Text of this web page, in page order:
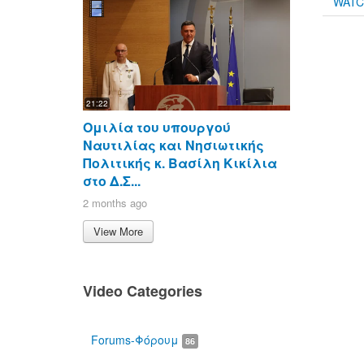
21:22
Ομιλία του υπουργού
Ναυτιλίας και Νησιωτικής
Πολιτικής κ. Βασίλη Κικίλια
στο Δ.Σ...
2 months ago
View More
Video Categories
Forums-Φόρουμ 86